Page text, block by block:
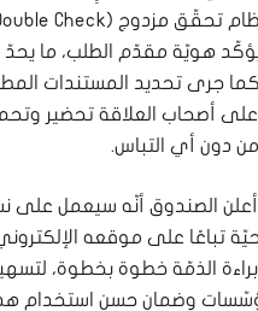
هويّة مقدّم الطلب، ما
كما جرى تحديد المستندات
أصحاب العلاقة تحضير
دون أي التباس.
أعلن الصندوق أنّه سيعمل على
تباعًا على موقعه
الذمّة خطوة بخطوة،
وضمان حسن استخدام